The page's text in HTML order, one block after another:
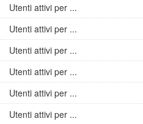
Utenti attivi per ...
Utenti attivi per ...
Utenti attivi per ...
Utenti attivi per ...
Utenti attivi per ...
Utenti attivi per ...